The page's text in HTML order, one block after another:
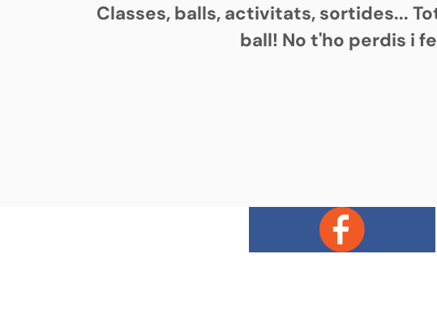
Classes, balls, activitats, sortides...
ball! No t'ho perdis i